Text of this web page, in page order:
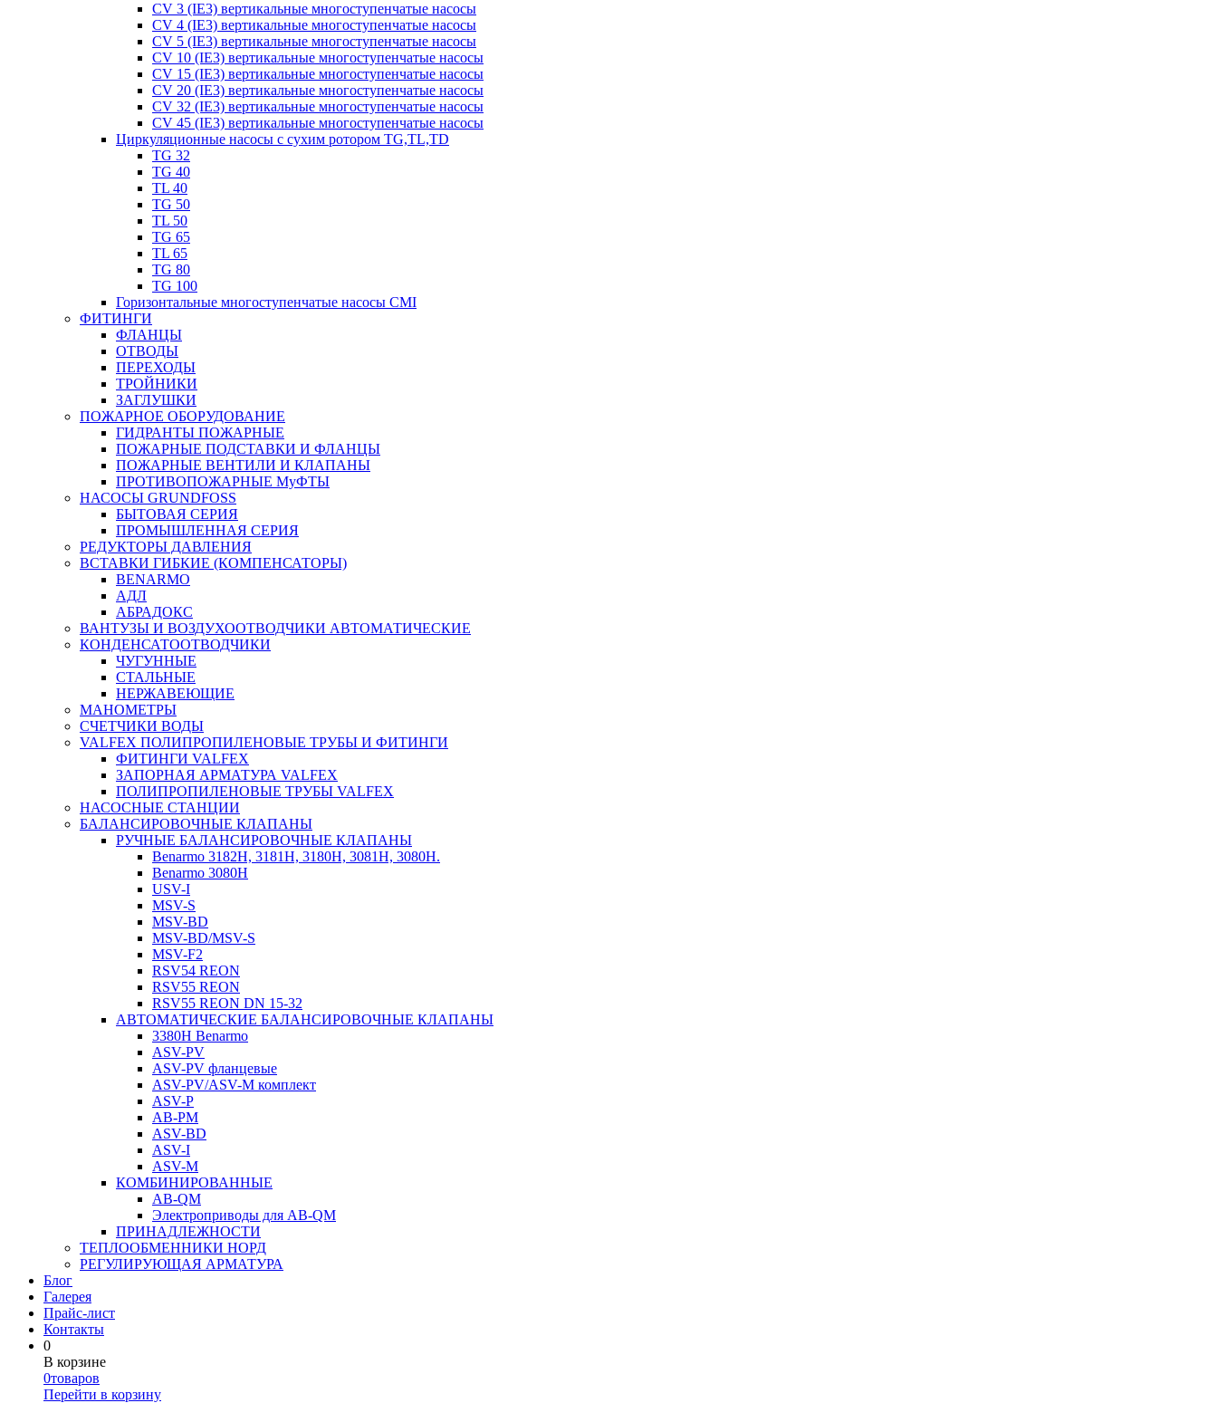
CV 3 (IE3) вертикальные многоступенчатые насосы
CV 4 (IE3) вертикальные многоступенчатые насосы
CV 5 (IE3) вертикальные многоступенчатые насосы
CV 10 (IE3) вертикальные многоступенчатые насосы
CV 15 (IE3) вертикальные многоступенчатые насосы
CV 20 (IE3) вертикальные многоступенчатые насосы
CV 32 (IE3) вертикальные многоступенчатые насосы
CV 45 (IE3) вертикальные многоступенчатые насосы
Циркуляционные насосы с сухим ротором TG,TL,TD
TG 32
TG 40
TL 40
TG 50
TL 50
TG 65
TL 65
TG 80
TG 100
Горизонтальные многоступенчатые насосы CMI
ФИТИНГИ
ФЛАНЦЫ
ОТВОДЫ
ПЕРЕХОДЫ
ТРОЙНИКИ
ЗАГЛУШКИ
ПОЖАРНОЕ ОБОРУДОВАНИЕ
ГИДРАНТЫ ПОЖАРНЫЕ
ПОЖАРНЫЕ ПОДСТАВКИ И ФЛАНЦЫ
ПОЖАРНЫЕ ВЕНТИЛИ И КЛАПАНЫ
ПРОТИВОПОЖАРНЫЕ МуФТЫ
НАСОСЫ GRUNDFOSS
БЫТОВАЯ СЕРИЯ
ПРОМЫШЛЕННАЯ СЕРИЯ
РЕДУКТОРЫ ДАВЛЕНИЯ
ВСТАВКИ ГИБКИЕ (КОМПЕНСАТОРЫ)
BENARMO
АДЛ
АБРАДОКС
ВАНТУЗЫ И ВОЗДУХООТВОДЧИКИ АВТОМАТИЧЕСКИЕ
КОНДЕНСАТООТВОДЧИКИ
ЧУГУННЫЕ
СТАЛЬНЫЕ
НЕРЖАВЕЮЩИЕ
МАНОМЕТРЫ
СЧЕТЧИКИ ВОДЫ
VALFEX ПОЛИПРОПИЛЕНОВЫЕ ТРУБЫ И ФИТИНГИ
ФИТИНГИ VALFEX
ЗАПОРНАЯ АРМАТУРА VALFEX
ПОЛИПРОПИЛЕНОВЫЕ ТРУБЫ VALFEX
НАСОСНЫЕ СТАНЦИИ
БАЛАНСИРОВОЧНЫЕ КЛАПАНЫ
РУЧНЫЕ БАЛАНСИРОВОЧНЫЕ КЛАПАНЫ
Benarmo 3182H, 3181Н, 3180Н, 3081Н, 3080Н.
Benarmo 3080H
USV-I
MSV-S
MSV-BD
MSV-BD/MSV-S
MSV-F2
RSV54 REON
RSV55 REON
RSV55 REON DN 15-32
АВТОМАТИЧЕСКИЕ БАЛАНСИРОВОЧНЫЕ КЛАПАНЫ
3380H Benarmo
ASV-PV
ASV-PV фланцевые
ASV-PV/ASV-M комплект
ASV-P
AB-PM
ASV-BD
ASV-I
ASV-M
КОМБИНИРОВАННЫЕ
AB-QM
Электроприводы для AB-QM
ПРИНАДЛЕЖНОСТИ
ТЕПЛООБМЕННИКИ НОРД
РЕГУЛИРУЮЩАЯ АРМАТУРА
Блог
Галерея
Прайс-лист
Контакты
0
В корзине
0товаров
Перейти в корзину